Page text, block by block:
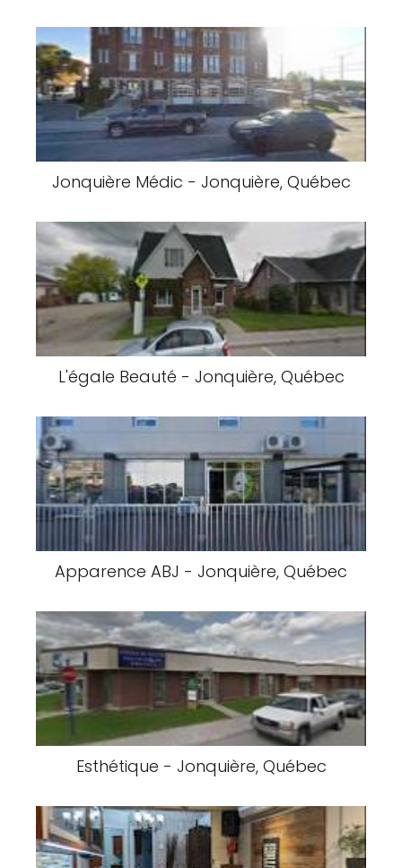
Jonquière Médic - Jonquière, Québec
L'égale Beauté - Jonquière, Québec
Apparence ABJ - Jonquière, Québec
Esthétique - Jonquière, Québec